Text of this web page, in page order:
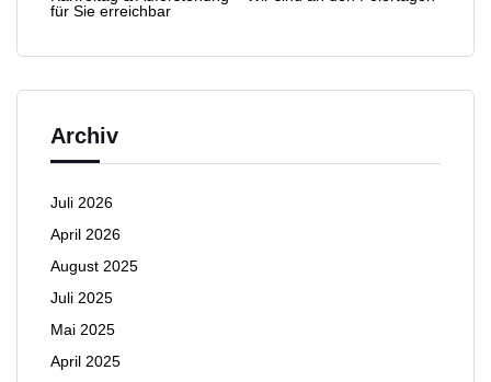
für Sie erreichbar
Archiv
Juli 2026
April 2026
August 2025
Juli 2025
Mai 2025
April 2025